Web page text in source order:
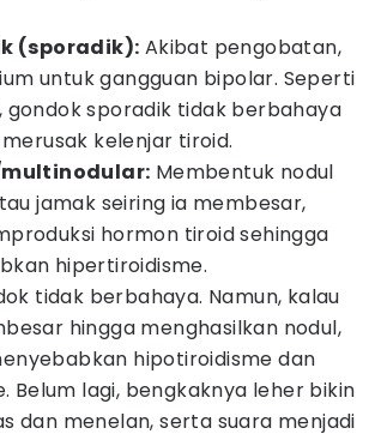
(sporadik): Akibat pengobatan,
untuk gangguan bipolar. Seperti
gondok sporadik tidak berbahaya
kelenjar tiroid.
Membentuk nodul
jamak seiring ia membesar,
hormon tiroid sehingga
hipertiroidisme.
tidak berbahaya. Namun, kalau
hingga menghasilkan nodul,
hipotiroidisme dan
Belum lagi, bengkaknya leher bikin
dan menelan, serta suara menjadi